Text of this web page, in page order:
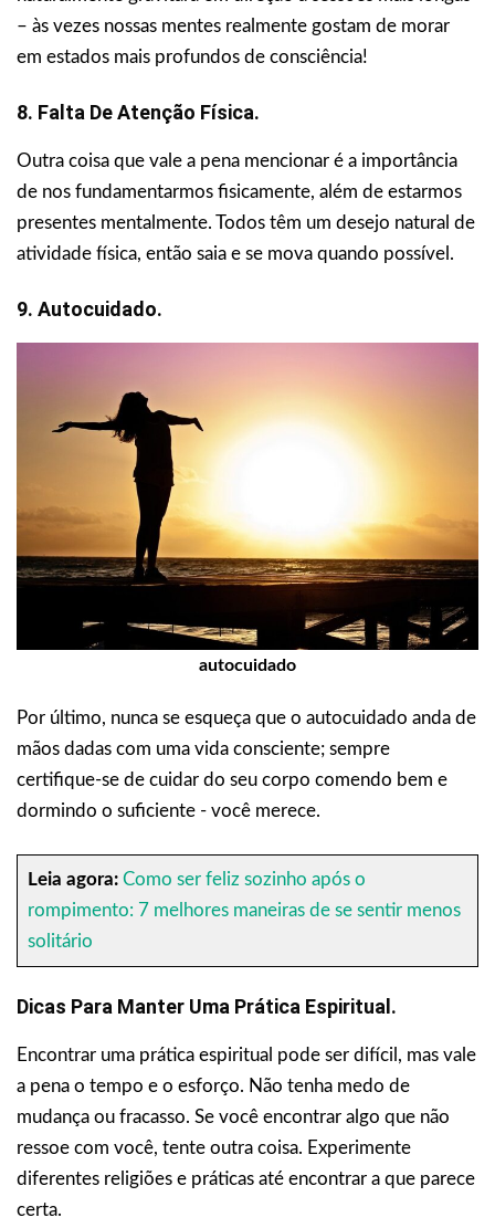
– às vezes nossas mentes realmente gostam de morar
em estados mais profundos de consciência!
8. Falta De Atenção Física.
Outra coisa que vale a pena mencionar é a importância
de nos fundamentarmos fisicamente, além de estarmos
presentes mentalmente. Todos têm um desejo natural de
atividade física, então saia e se mova quando possível.
9. Autocuidado.
autocuidado
Por último, nunca se esqueça que o autocuidado anda de
mãos dadas com uma vida consciente; sempre
certifique-se de cuidar do seu corpo comendo bem e
dormindo o suficiente - você merece.
Leia agora: Como ser feliz sozinho após o
rompimento: 7 melhores maneiras de se sentir menos
solitário
Dicas Para Manter Uma Prática Espiritual.
Encontrar uma prática espiritual pode ser difícil, mas vale
a pena o tempo e o esforço. Não tenha medo de
mudança ou fracasso. Se você encontrar algo que não
ressoe com você, tente outra coisa. Experimente
diferentes religiões e práticas até encontrar a que parece
certa.